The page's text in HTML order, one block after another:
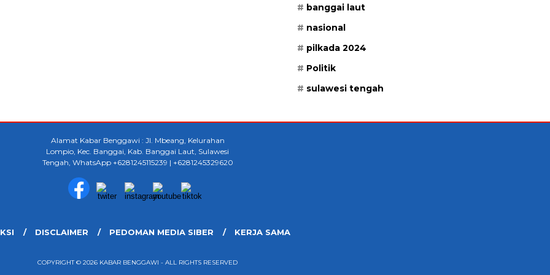
banggai laut
nasional
pilkada 2024
Politik
sulawesi tengah
Alamat Kabar Benggawi : Jl. Mbeang, Kelurahan
Lompio, Kec. Banggai, Kab. Banggai Laut, Sulawesi
Tengah, WhatsApp +6281245115239 | +6281245329620
DISCLAIMER PEDOMAN MEDIA SIBER KERJA SAMA
COPYRIGHT © 2026 KABAR BENGGAWI - ALL RIGHTS RESERVED